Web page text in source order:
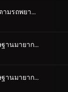
ตอนที่ 439 ชายผู้ไปตามรถพยาบาล
ตอนที่ 440 ข้อสันนิษฐานมายากลของโคนันและเฮจิ (ภาควางกับดัก)
ตอนที่ 441 ข้อสันนิษฐานมายากลของโคนันและเฮจิ (ภาคคฤหาสน์)